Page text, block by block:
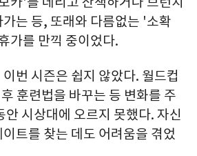
는 등, 또래와 다름없는 '소확
가를 만끽 중이었다.
번 시즌은 쉽지 않았다. 월드컵
훈련법을 바꾸는 등 변화를 주
안 시상대에 오르지 못했다. 자신
트를 찾는 데도 어려움을 겪었